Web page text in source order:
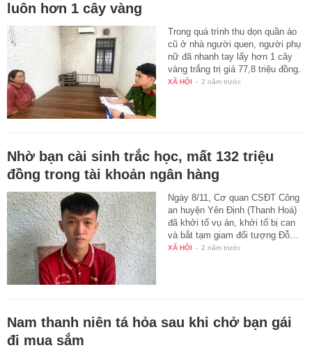
luôn hơn 1 cây vàng
Trong quá trình thu dọn quần áo
cũ ở nhà người quen, người phụ
nữ đã nhanh tay lấy hơn 1 cây
vàng trắng trị giá 77,8 triệu đồng.
XÃ HỘI - 2 năm trước
Nhờ bạn cài sinh trắc học, mất 132 triệu
đồng trong tài khoản ngân hàng
Ngày 8/11, Cơ quan CSĐT Công
an huyện Yên Định (Thanh Hoá)
đã khởi tố vụ án, khởi tố bị can
và bắt tạm giam đối tượng Đỗ…
XÃ HỘI - 2 năm trước
Nam thanh niên tá hỏa sau khi chở bạn gái
đi mua sắm